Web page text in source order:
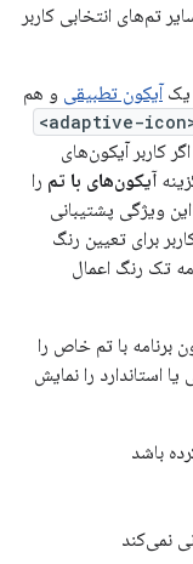
تم‌های انتخابی کاربر
یکآیکون تطبیقی ​​و هم
کاربر آیکون‌های
آیکون‌های با تم را
ویژگی پشتیبانی
برای تعیین رنگ
تک رنگ اعمال
برنامه با تم خاص را
استاندارد را نمایش
باشد
نمی‌کند